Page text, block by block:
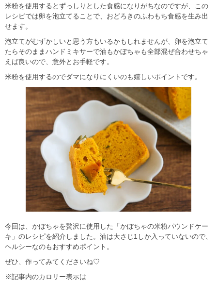
米粉を使用するとずっしりとした食感になりがちなのですが、この
レシピでは卵を泡立てることで、おどろきのふわもち食感を生み出
せます。
泡立てがむずかしいと思う方もいるかもしれませんが、卵を泡立て
たらそのままハンドミキサーで油もかぼちゃも全部混ぜ合わせちゃ
えば良いので、意外とお手軽です。
米粉を使用するのでダマになりにくいのも嬉しいポイントです。
今回は、かぼちゃを贅沢に使用した「かぼちゃの米粉パウンドケー
キ」のレシピを紹介しました。油は大さじ1しか入っていないので、
ヘルシーなのもおすすめポイント。
ぜひ、作ってみてくださいね♡
※記事内のカロリー表示は